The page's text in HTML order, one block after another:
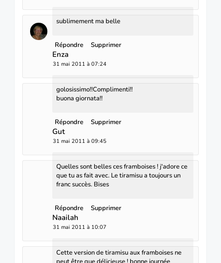
sublimement ma belle
Répondre Supprimer
Enza
31 mai 2011 à 07:24
golosissimo!!Complimenti!!
buona giornata!!
Répondre Supprimer
Gut
31 mai 2011 à 09:45
Quelles sont belles ces framboises ! j'adore ce
que tu as fait avec. Le tiramisu a toujours un
franc succès. Bises
Répondre Supprimer
Naailah
31 mai 2011 à 10:07
Cette version de tiramisu aux framboises ne